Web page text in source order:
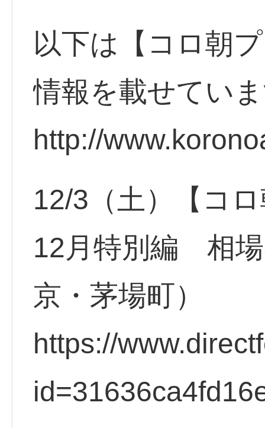
以下は【コロ朝
情報を載せてい
http://
12/3（土）【コ
12月特別編 相
京・茅場町）
https://